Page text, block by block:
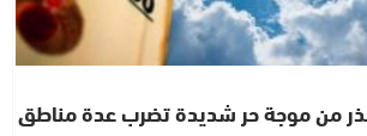
من موجة حر شديدة تضرب عدة مناطق